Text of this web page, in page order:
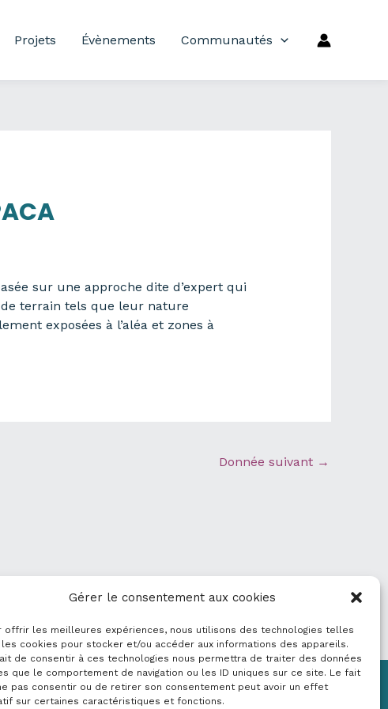
Gérer le consentement aux cookies
offrir les meilleures expériences, nous utilisons des technologies telles
les cookies pour stocker et/ou accéder aux informations des appareils.
de consentir à ces technologies nous permettra de traiter des données
que le comportement de navigation ou les ID uniques sur ce site. Le fait
pas consentir ou de retirer son consentement peut avoir un effet
sur certaines caractéristiques et fonctions.
Projets Évènements Communautés
sur une approche dite d’expert qui
terrain tels que leur nature
exposées à l’aléa et zones à
Donnée suivant →
Mentions légales